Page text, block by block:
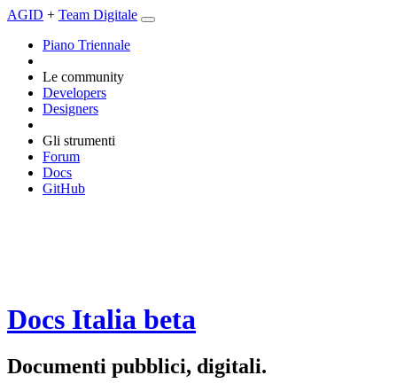
AGID + Team Digitale
Piano Triennale
Le community
Developers
Designers
Gli strumenti
Forum
Docs
GitHub
Docs Italia beta
Documenti pubblici, digitali.